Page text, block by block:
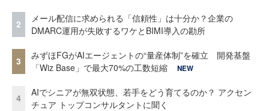
2
メール配信に求められる「信頼性」は十分か？企業の
DMARC運用が失敗するワケとBIMI導入の勘所
3
みずほFGがAIエージェントの“量産体制”を確立 開発基盤
「Wiz Base」で最大70%の工数短縮
NEW
4
AIでシニアが無双状態、若手をどう育てるのか？ アクセン
チュア トップコンサルタントに聞く